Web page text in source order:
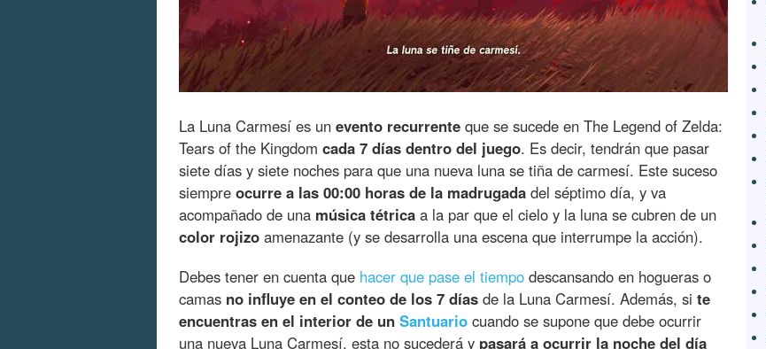
La Luna Carmesí es un evento recurrente que se sucede en The Legend of Zelda:
Tears of the Kingdom cada 7 días dentro del juego. Es decir, tendrán que pasar
siete días y siete noches para que una nueva luna se tiña de carmesí. Este suceso
siempre ocurre a las 00:00 horas de la madrugada del séptimo día, y va
acompañado de una música tétrica a la par que el cielo y la luna se cubren de un
color rojizo amenazante (y se desarrolla una escena que interrumpe la acción).
Debes tener en cuenta que hacer que pase el tiempo descansando en hogueras o
camas no influye en el conteo de los 7 días de la Luna Carmesí. Además, si te
encuentras en el interior de un Santuario cuando se supone que debe ocurrir
una nueva Luna Carmesí, esta no sucederá y pasará a ocurrir la noche del día